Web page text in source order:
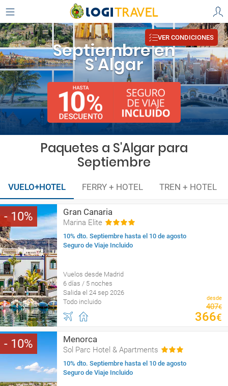
Septiembre en
S'Algar
VER CONDICIONES
Paquetes a S'Algar para
Septiembre
VUELO+HOTEL FERRY + HOTEL TREN + HOTEL
10 Gran Canaria
Marina Elite
10% dto. Septiembre hasta el 10 de agosto
Seguro de Viaje Incluido
Vuelos desde Madrid
6 días / 5 noches
Salida el 24 sep 2026
Todo incluido
desde
407€
366€
10 Menorca
Sol Parc Hotel & Apartments
10% dto. Septiembre hasta el 10 de agosto
Seguro de Viaje Incluido